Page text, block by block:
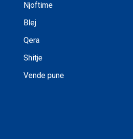
Njoftime
Blej
Qera
Shitje
Vende pune